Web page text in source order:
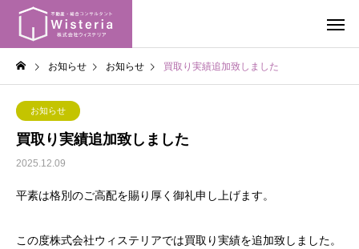
お知らせ お知らせ 買取り実績追加致しました
お知らせ
買取り実績追加致しました
2025.12.09
平素は格別のご高配を賜り厚く御礼申し上げます。
この度株式会社ウィステリアでは買取り実績を追加致しました。